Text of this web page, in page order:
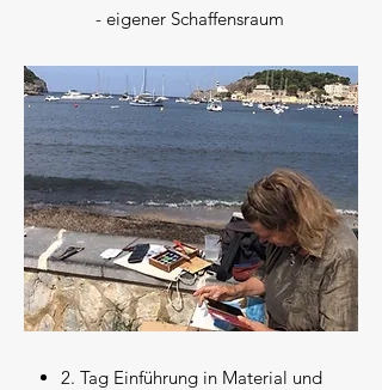
- eigener Schaffensraum
2. Tag Einführung in Material und